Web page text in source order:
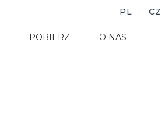
PL CZ
POBIERZ O NAS